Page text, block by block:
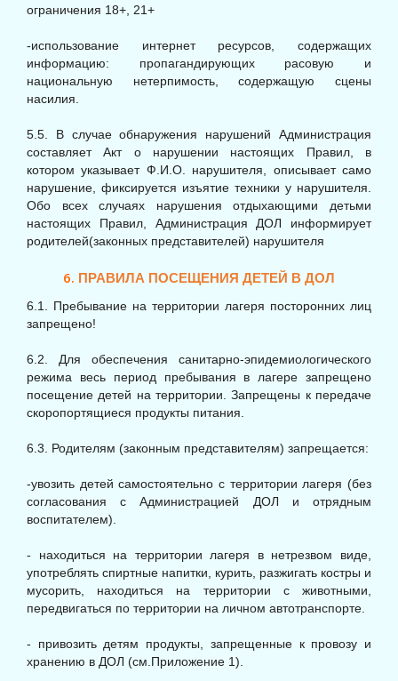
ограничения 18+, 21+
-использование интернет ресурсов, содержащих
информацию: пропагандирующих расовую и
национальную нетерпимость, содержащую сцены
насилия.
5.5. В случае обнаружения нарушений Администрация
составляет Акт о нарушении настоящих Правил, в
котором указывает Ф.И.О. нарушителя, описывает само
нарушение, фиксируется изъятие техники у нарушителя.
Обо всех случаях нарушения отдыхающими детьми
настоящих Правил, Администрация ДОЛ информирует
родителей(законных представителей) нарушителя
6. ПРАВИЛА ПОСЕЩЕНИЯ ДЕТЕЙ В ДОЛ
6.1. Пребывание на территории лагеря посторонних лиц
запрещено!
6.2. Для обеспечения санитарно-эпидемиологического
режима весь период пребывания в лагере запрещено
посещение детей на территории. Запрещены к передаче
скоропортящиеся продукты питания.
6.3. Родителям (законным представителям) запрещается:
-увозить детей самостоятельно с территории лагеря (без
согласования с Администрацией ДОЛ и отрядным
воспитателем).
- находиться на территории лагеря в нетрезвом виде,
употреблять спиртные напитки, курить, разжигать костры и
мусорить, находиться на территории с животными,
передвигаться по территории на личном автотранспорте.
- привозить детям продукты, запрещенные к провозу и
хранению в ДОЛ (см.Приложение 1).